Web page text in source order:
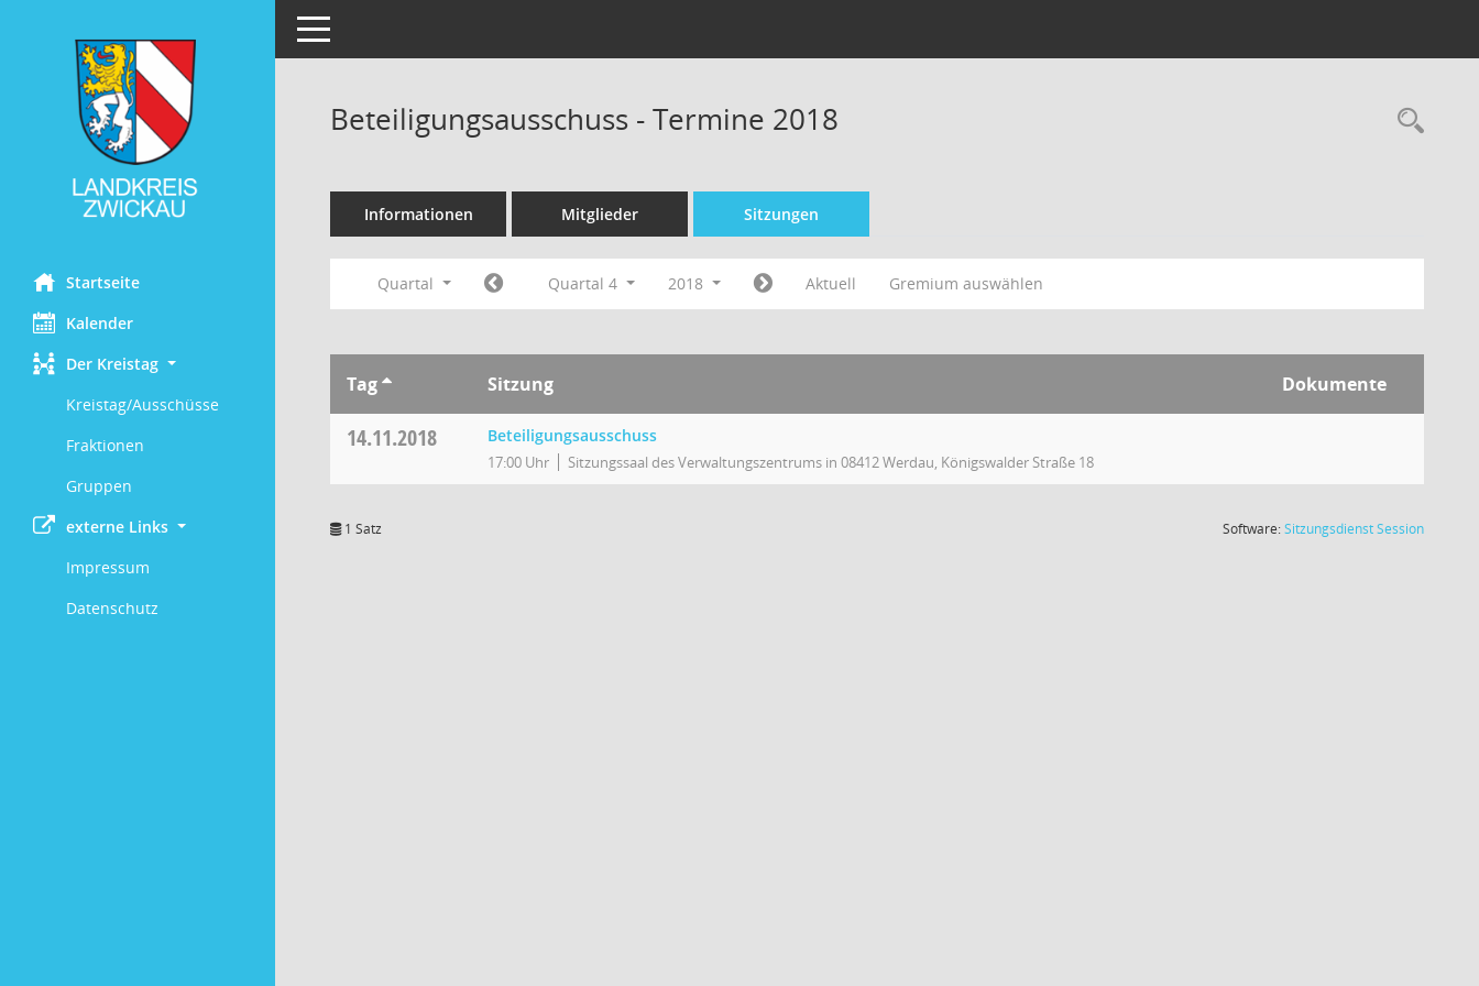
Startseite
Kalender
Der Kreistag
Kreistag/Ausschüsse
Fraktionen
Gruppen
externe Links
Impressum
Datenschutz
Toggle navigation
Beteiligungsausschuss - Termine 2018
Informationen Mitglieder Sitzungen
Quartal Quartal 4 2018 Aktuell Gremium auswählen
Tag Sitzung Dokumente
14.11.2018 Beteiligungsausschuss
17:00 Uhr Sitzungssaal des Verwaltungszentrums in 08412 Werdau, Königswalder Straße 18
1 Satz Software:SitzungsdienstSession(Wird in